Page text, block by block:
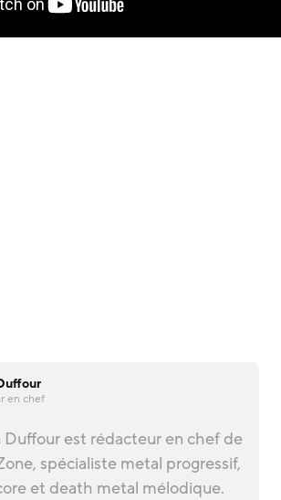
en chef
Duffour est rédacteur en chef de
spécialiste metal progressif,
et death metal mélodique.